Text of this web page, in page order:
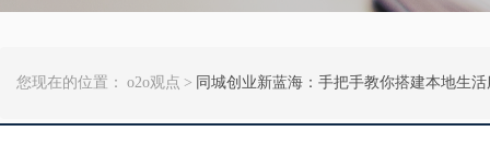
您现在的位置： o2o观点 > 同城创业新蓝海：手把手教你搭建本地生